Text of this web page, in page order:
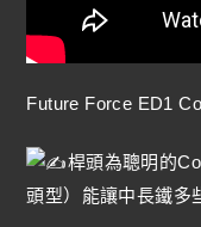
Future Force ED1
桿頭為聰明的
頭型）能讓中長鐵多